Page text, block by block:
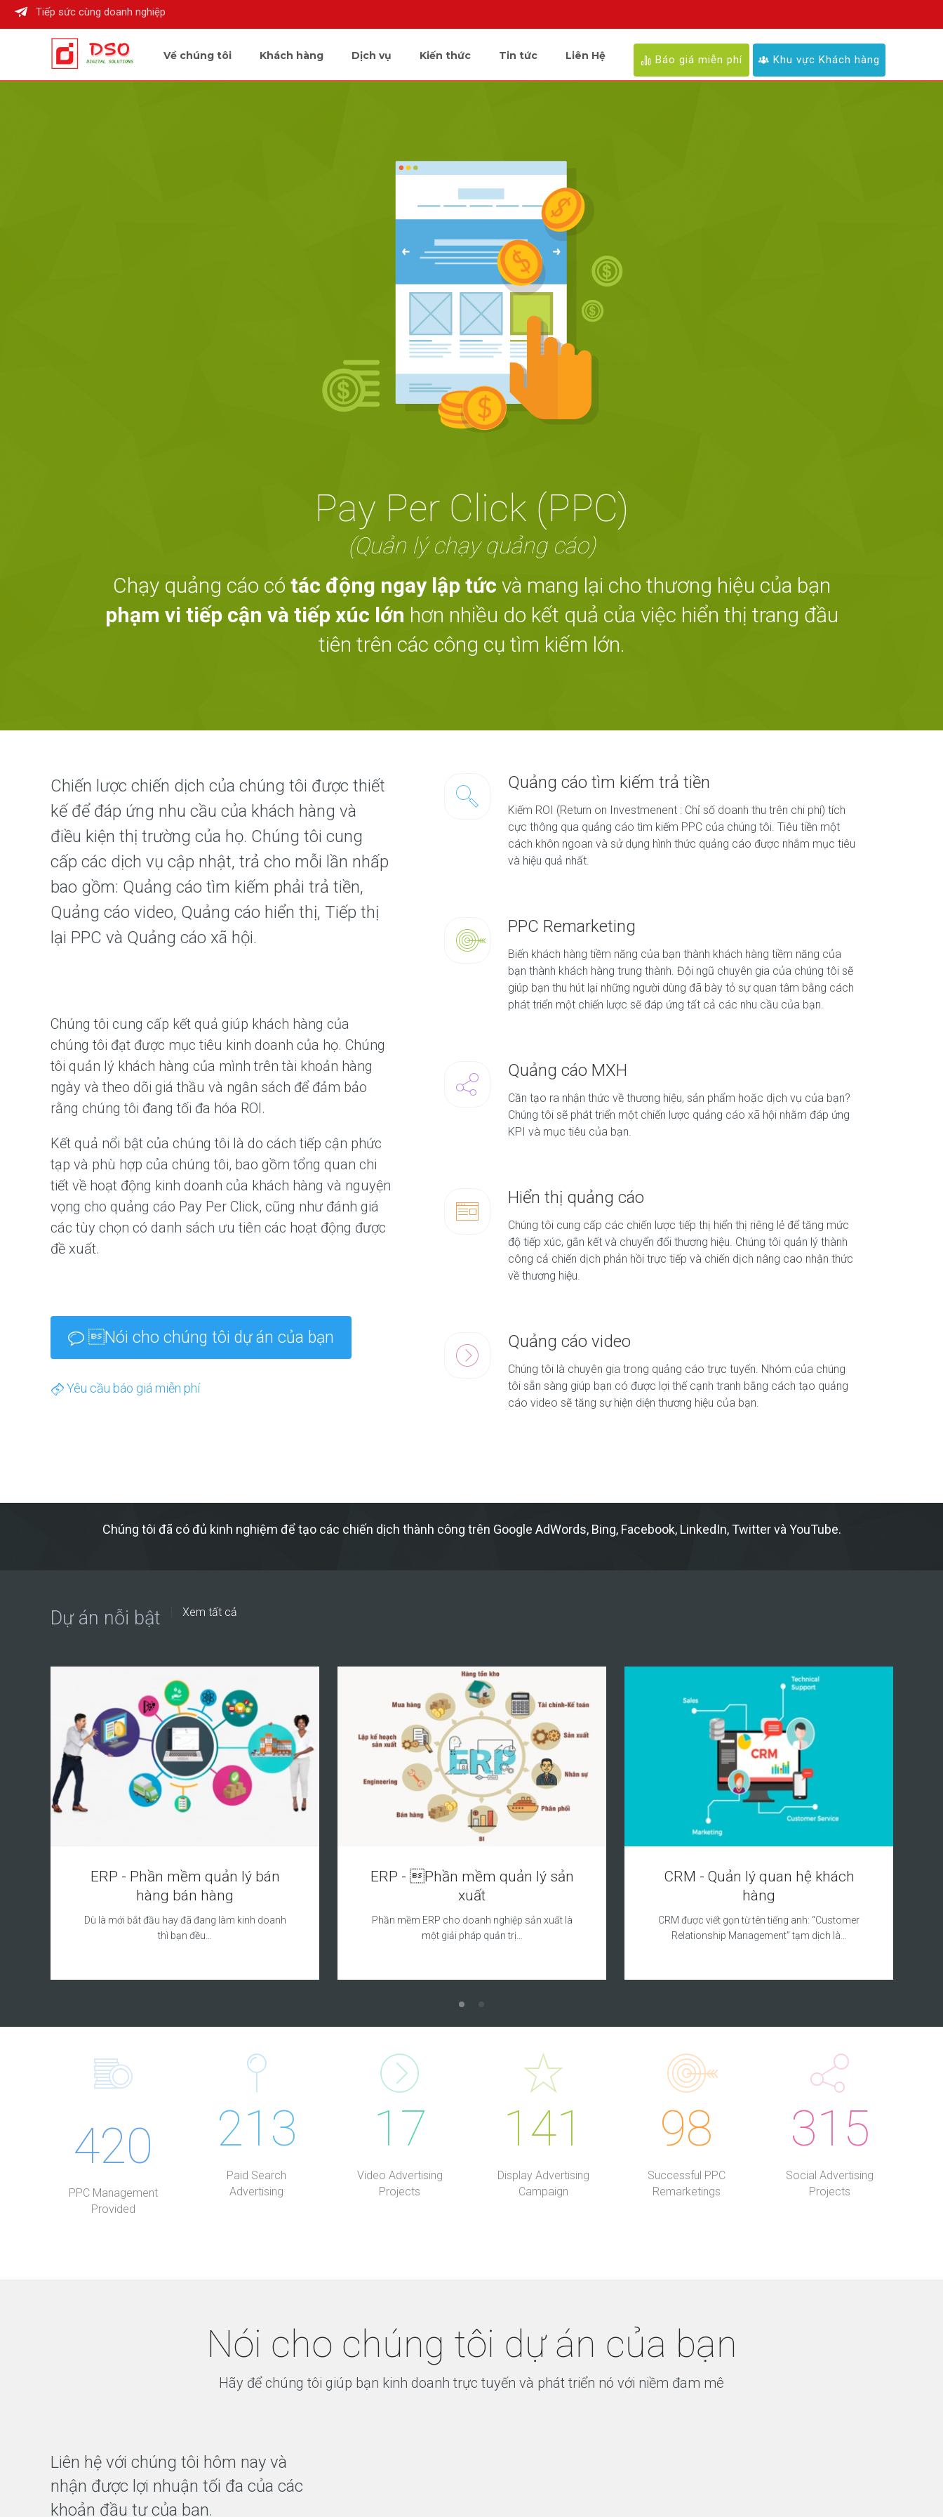
Tiếp sức cùng doanh nghiệp
Về chúng tôi Khách hàng Dịch vụ Kiến thức Tin tức Liên Hệ Báo giá miễn phí Khu vực Khách hàng
Pay Per Click (PPC)
(Quản lý chạy quảng cáo)
Chạy quảng cáo có tác động ngay lập tức và mang lại cho thương hiệu của bạn
phạm vi tiếp cận và tiếp xúc lớn hơn nhiều do kết quả của việc hiển thị trang đầu
tiên trên các công cụ tìm kiếm lớn.
Chiến lược chiến dịch của chúng tôi được thiết
kế để đáp ứng nhu cầu của khách hàng và
điều kiện thị trường của họ. Chúng tôi cung
cấp các dịch vụ cập nhật, trả cho mỗi lần nhấp
bao gồm: Quảng cáo tìm kiếm phải trả tiền,
Quảng cáo video, Quảng cáo hiển thị, Tiếp thị
lại PPC và Quảng cáo xã hội.
Chúng tôi cung cấp kết quả giúp khách hàng của
chúng tôi đạt được mục tiêu kinh doanh của họ. Chúng
tôi quản lý khách hàng của mình trên tài khoản hàng
ngày và theo dõi giá thầu và ngân sách để đảm bảo
rằng chúng tôi đang tối đa hóa ROI.
Kết quả nổi bật của chúng tôi là do cách tiếp cận phức
tạp và phù hợp của chúng tôi, bao gồm tổng quan chi
tiết về hoạt động kinh doanh của khách hàng và nguyện
vọng cho quảng cáo Pay Per Click, cũng như đánh giá
các tùy chọn có danh sách ưu tiên các hoạt động được
đề xuất.
Nói cho chúng tôi dự án của bạn
Yêu cầu báo giá miễn phí
Quảng cáo tìm kiếm trả tiền
Kiếm ROI (Return on Investmenent : Chỉ số doanh thu trên chi phí) tích
cực thông qua quảng cáo tìm kiếm PPC của chúng tôi. Tiêu tiền một
cách khôn ngoan và sử dụng hình thức quảng cáo được nhắm mục tiêu
và hiệu quả nhất.
PPC Remarketing
Biến khách hàng tiềm năng của bạn thành khách hàng tiềm năng của
bạn thành khách hàng trung thành. Đội ngũ chuyên gia của chúng tôi sẽ
giúp bạn thu hút lại những người dùng đã bày tỏ sự quan tâm bằng cách
phát triển một chiến lược sẽ đáp ứng tất cả các nhu cầu của bạn.
Quảng cáo MXH
Cần tạo ra nhận thức về thương hiệu, sản phẩm hoặc dịch vụ của bạn?
Chúng tôi sẽ phát triển một chiến lược quảng cáo xã hội nhằm đáp ứng
KPI và mục tiêu của bạn.
Hiển thị quảng cáo
Chúng tôi cung cấp các chiến lược tiếp thị hiển thị riêng lẻ để tăng mức
độ tiếp xúc, gắn kết và chuyển đổi thương hiệu. Chúng tôi quản lý thành
công cả chiến dịch phản hồi trực tiếp và chiến dịch nâng cao nhận thức
về thương hiệu.
Quảng cáo video
Chúng tôi là chuyên gia trong quảng cáo trực tuyến. Nhóm của chúng
tôi sẵn sàng giúp bạn có được lợi thế cạnh tranh bằng cách tạo quảng
cáo video sẽ tăng sự hiện diện thương hiệu của bạn.
Chúng tôi đã có đủ kinh nghiệm để tạo các chiến dịch thành công trên Google AdWords, Bing, Facebook, LinkedIn, Twitter và YouTube.
Dự án nỗi bật Xem tất cả
ERP - Phần mềm quản lý bán
hàng bán hàng
Dù là mới bắt đầu hay đã đang làm kinh doanh
thì bạn đều…
ERP - Phần mềm quản lý sản
xuất
Phần mềm ERP cho doanh nghiệp sản xuất là
một giải pháp quản trị…
CRM - Quản lý quan hệ khách
hàng
CRM được viết gọn từ tên tiếng anh: “Customer
Relationship Management” tạm dịch là…
420
PPC Management
Provided
213
Paid Search
Advertising
17
Video Advertising
Projects
141
Display Advertising
Campaign
98
Successful PPC
Remarketings
315
Social Advertising
Projects
Nói cho chúng tôi dự án của bạn
Hãy để chúng tôi giúp bạn kinh doanh trực tuyến và phát triển nó với niềm đam mê
Liên hệ với chúng tôi hôm nay và
nhận được lợi nhuận tối đa của các
khoản đầu tư của bạn.